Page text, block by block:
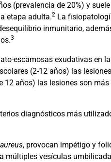
(prevalencia de 20%) y
etapa adulta.2 La
inmunitario,
3
escamosas exudativas en
(2-12 años) las
12 años) las lesiones son
diagnósticos más
, provocan impétigo y
múltiples vesículas